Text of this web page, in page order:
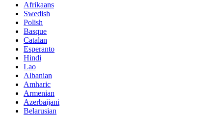
Afrikaans
Swedish
Polish
Basque
Catalan
Esperanto
Hindi
Lao
Albanian
Amharic
Armenian
Azerbaijani
Belarusian